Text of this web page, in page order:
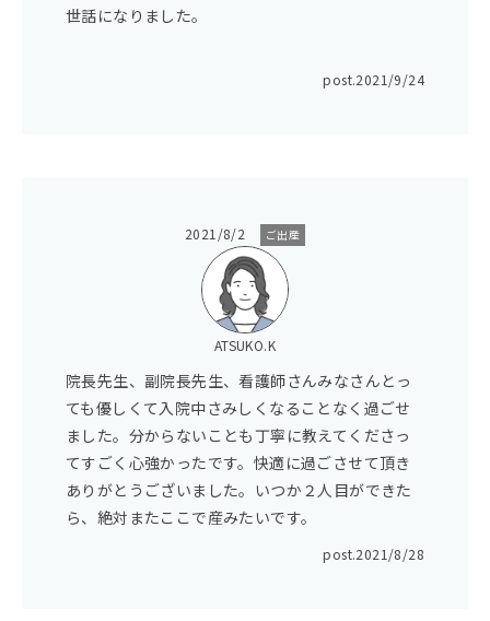
世話になりました。
post.2021/9/24
2021/8/2 ご出産
ATSUKO.K
院長先生、副院長先生、看護師さんみなさんとっ
ても優しくて入院中さみしくなることなく過ごせ
ました。分からないことも丁寧に教えてくださっ
てすごく心強かったです。快適に過ごさせて頂き
ありがとうございました。いつか２人目ができた
ら、絶対またここで産みたいです。
post.2021/8/28